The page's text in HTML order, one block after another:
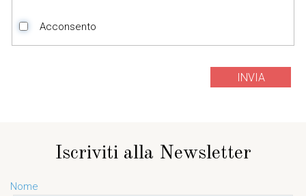
Acconsento
INVIA
Iscriviti alla Newsletter
Nome